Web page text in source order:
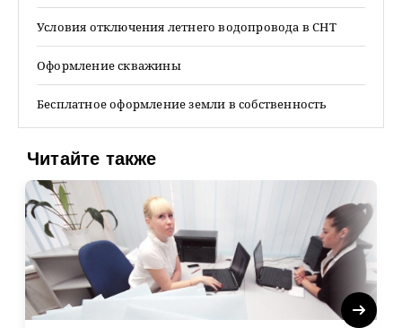
Условия отключения летнего водопровода в СНТ
Оформление скважины
Бесплатное оформление земли в собственность
Читайте также
Next